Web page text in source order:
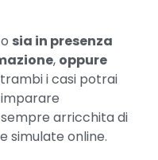
sia in presenza
, oppure
i casi potrai
arricchita di
simulate online.